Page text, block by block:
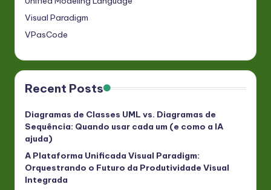
Visual Paradigm
VPasCode
Recent Posts
Diagramas de Classes UML vs. Diagramas de
Sequência: Quando usar cada um (e como a IA
ajuda)
A Plataforma Unificada Visual Paradigm:
Orquestrando o Futuro da Produtividade Visual
Integrada